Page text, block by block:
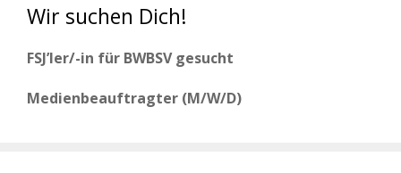
Wir suchen Dich!
FSJ’ler/-in für BWBSV gesucht
Medienbeauftragter (M/W/D)